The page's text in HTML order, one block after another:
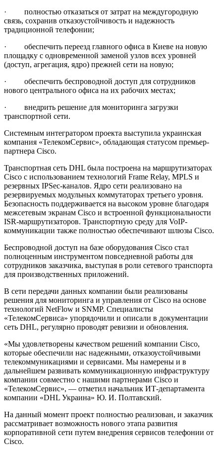
· полностью отказаться от затрат на междугородную
связь, сохранив отказоустойчивость и надежность
традиционной телефонии;
· обеспечить переезд главного офиса в Киеве на новую
площадку с одновременной заменой узлов всех уровней
(доступ, агрегация, ядро) прежней сети на новую;
· обеспечить беспроводной доступ для сотрудников
нового центрального офиса на их рабочих местах;
· внедрить решение для мониторинга загрузки
транспортной сети.
Системным интегратором проекта выступила украинская
компания «ТелекомСервис», обладающая статусом премьер-
партнера Cisco.
Транспортная сеть DHL была построена на маршрутизаторах
Cisco с использованием технологий Frame Relay, MPLS и
резервных IPSec-каналов. Ядро сети реализовано на
резервируемых модульных коммутаторах третьего уровня.
Безопасность поддерживается на высоком уровне благодаря
межсетевым экранам Cisco и встроенной функциональности
ISR-маршрутизаторов. Транспортную среду для VoIP-
коммуникации также полностью обеспечивают шлюзы Cisco.
Беспроводной доступ на базе оборудования Cisco стал
полноценным инструментом повседневной работы для
сотрудников заказчика, выступая в роли сетевого транспорта
для производственных приложений.
В сети передачи данных компании были реализованы
решения для мониторинга и управления от Cisco на основе
технологий NetFlow и SNMP. Специалисты
«ТелекомСервиса» упорядочили и описали в документации
сеть DHL, регулярно проводят ревизии и обновления.
«Мы удовлетворены качеством решений компании Cisco,
которые обеспечили нас надежными, отказоустойчивыми
телекоммуникациями и сервисами. Мы намерены и в
дальнейшем развивать коммуникационную инфраструктуру
компании совместно с нашими партнерами Cisco и
«ТелекомСервис», — отметил начальник ИТ-департамента
компании «DHL Украина» Ю. И. Полтавский.
На данный момент проект полностью реализован, и заказчик
рассматривает возможность нового этапа развития
корпоративной сети путем внедрения сервисов телефонии от
Cisco.